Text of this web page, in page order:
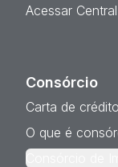
Acessar Central
Consórcio
Carta de crédito
O que é
Consórcio de